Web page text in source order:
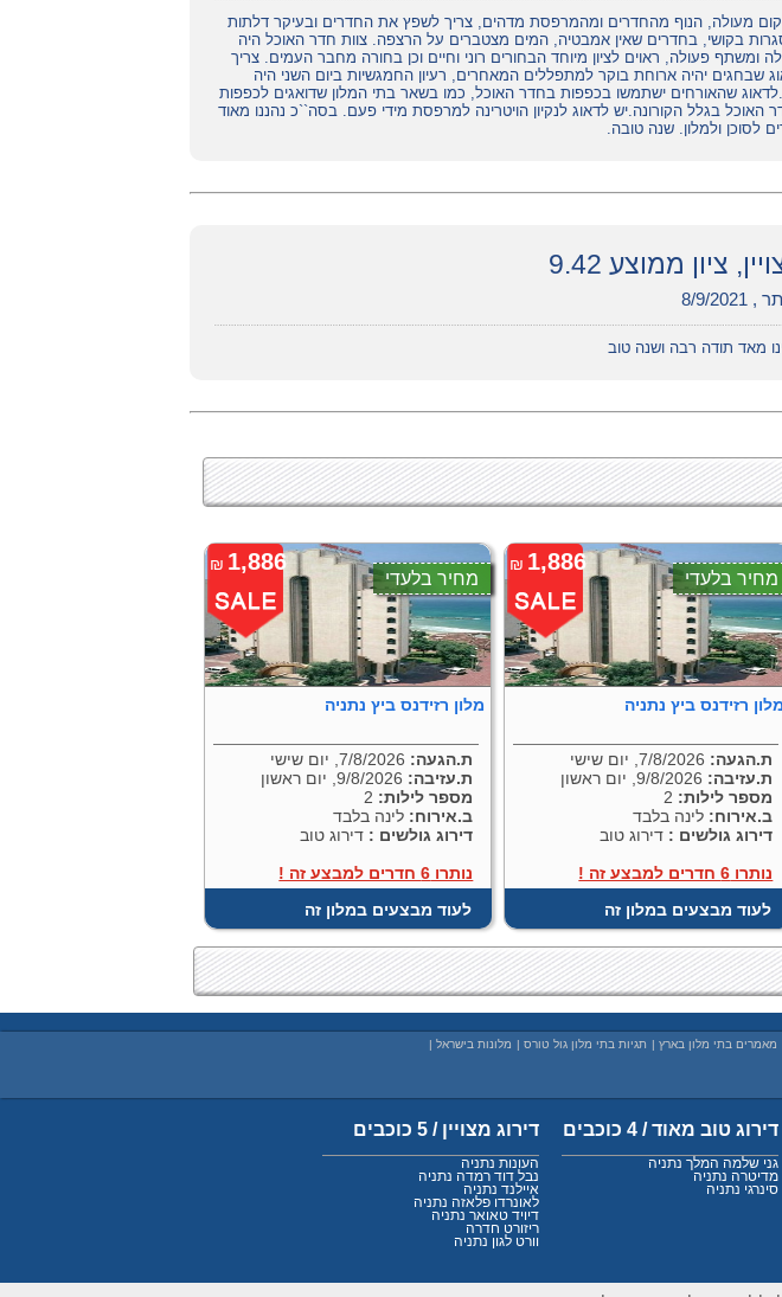
מעולה, הנוף מהחדרים ומהמרפסת מדהים, צריך לשפץ את החדרים ובעיקר דלתות
בקושי, בחדרים שאין אמבטיה, המים מצטברים על הרצפה. צוות חדר האוכל היה
ומשתף פעולה, ראוים לציון מיוחד הבחורים רוני וחיים וכן בחורה מחבר העמים. צריך
שבחגים יהיה ארוחת בוקר למתפללים המאחרים, רעיון החמגשיות ביום השני היה
שהאורחים ישתמשו בכפפות בחדר האוכל, כמו בשאר בתי המלון שדואגים לכפפות
האוכל בגלל הקורונה.יש לדאוג לנקיון הויטרינה למרפסת מידי פעם. בסה``כ נהננו מאוד
לסוכן ולמלון. שנה טובה.
ציון ממוצע 9.42
9/2021
מאד תודה רבה ושנה טוב
1,886
₪
מחיר בלעדי
מלון רזידנס ביץ נתניה
ת.הגעה:
ת.עזיבה: 9/8/2026, יום ראשון
מספר לילות:
ב.אירוח: לינה בלבד
דירוג גולשים : דירוג טוב
נותרו 6 חדרים למבצע זה !
לעוד מבצעים במלון זה
1,886
₪
מחיר בלעדי
מלון רזידנס ביץ נתניה
ת.הגעה:
ת.עזיבה: 9/8/2026, יום ראשון
מספר לילות:
ב.אירוח: לינה בלבד
דירוג גולשים : דירוג טוב
נותרו 6 חדרים למבצע זה !
לעוד מבצעים במלון זה
מאמרים בתי מלון בארץ | תגיות בתי מלון גול טורס | מלונות בישראל |
דירוג טוב מאוד / 4 כוכבים
גני שלמה המלך נתניה
מדיטרה נתניה
סינרגי נתניה
דירוג מצויין / 5 כוכבים
העונות נתניה
נבל דוד רמדה נתניה
איילנד נתניה
לאונרדו פלאזה נתניה
דיויד טאואר נתניה
ריזורט חדרה
וורט לגון נתניה